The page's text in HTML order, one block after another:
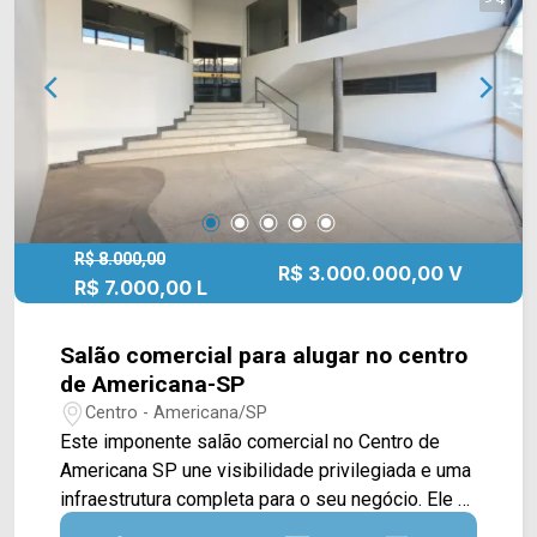
Imóveis e agende a sua visita!! WhatsApp e
Telefone: (19) 3475-4546 ARBIX IMÓVEIS -
Presente em cada mudança!
R$ 8.000,00
R$ 7.000,00 L
R$ 3.000.000,00 V
Salão comercial para alugar no centro
de Americana-SP
Centro - Americana/SP
Este imponente salão comercial no Centro de
Americana SP une visibilidade privilegiada e uma
infraestrutura completa para o seu negócio. Ele é
distribuído em 3 pisos, destacando-se por um